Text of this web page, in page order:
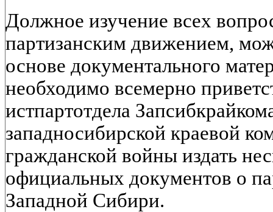
Должное изучение всех
партизанским движением,
основе документального
необходимо всемерно
истпартотдела
западносибирской краевой
гражданской войны издать
официальных документов о
Западной Сибири.